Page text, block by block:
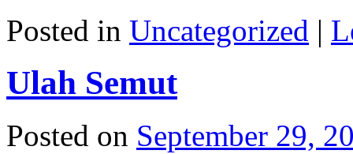
Posted in Uncategorized |
Ulah Semut
Posted on September 29,